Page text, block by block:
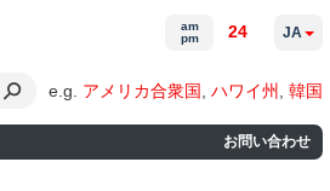
e.g. アメリカ合衆国 ハワイ州 韓国
お問い合わせ
am
pm
24 JA